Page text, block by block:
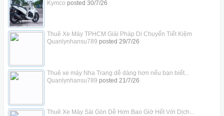
Kymco posted 30/7/26
Thuê Xe Máy TPHCM Giải Pháp Di Chuyển Tiết Kiệm
Quanlynhansu789 posted 29/7/26
Thuê xe máy Nha Trang dễ dàng hơn nếu bạn biết...
Quanlynhansu789 posted 21/7/26
Thuê Xe Máy Sài Gòn Dễ Hơn Bao Giờ Hết Với Dịch...